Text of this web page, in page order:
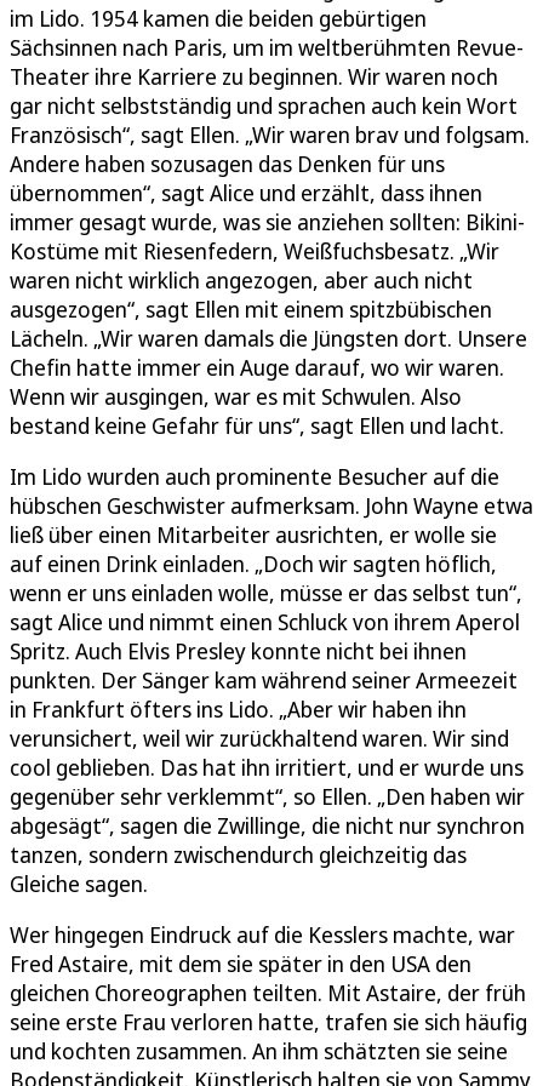
im Lido. 1954 kamen die beiden gebürtigen
Sächsinnen nach Paris, um im weltberühmten Revue-
Theater ihre Karriere zu beginnen. Wir waren noch
gar nicht selbstständig und sprachen auch kein Wort
Französisch“, sagt Ellen. „Wir waren brav und folgsam.
Andere haben sozusagen das Denken für uns
übernommen“, sagt Alice und erzählt, dass ihnen
immer gesagt wurde, was sie anziehen sollten: Bikini-
Kostüme mit Riesenfedern, Weißfuchsbesatz. „Wir
waren nicht wirklich angezogen, aber auch nicht
ausgezogen“, sagt Ellen mit einem spitzbübischen
Lächeln. „Wir waren damals die Jüngsten dort. Unsere
Chefin hatte immer ein Auge darauf, wo wir waren.
Wenn wir ausgingen, war es mit Schwulen. Also
bestand keine Gefahr für uns“, sagt Ellen und lacht.
Im Lido wurden auch prominente Besucher auf die
hübschen Geschwister aufmerksam. John Wayne etwa
ließ über einen Mitarbeiter ausrichten, er wolle sie
auf einen Drink einladen. „Doch wir sagten höflich,
wenn er uns einladen wolle, müsse er das selbst tun“,
sagt Alice und nimmt einen Schluck von ihrem Aperol
Spritz. Auch Elvis Presley konnte nicht bei ihnen
punkten. Der Sänger kam während seiner Armeezeit
in Frankfurt öfters ins Lido. „Aber wir haben ihn
verunsichert, weil wir zurückhaltend waren. Wir sind
cool geblieben. Das hat ihn irritiert, und er wurde uns
gegenüber sehr verklemmt“, so Ellen. „Den haben wir
abgesägt“, sagen die Zwillinge, die nicht nur synchron
tanzen, sondern zwischendurch gleichzeitig das
Gleiche sagen.
Wer hingegen Eindruck auf die Kesslers machte, war
Fred Astaire, mit dem sie später in den USA den
gleichen Choreographen teilten. Mit Astaire, der früh
seine erste Frau verloren hatte, trafen sie sich häufig
und kochten zusammen. An ihm schätzten sie seine